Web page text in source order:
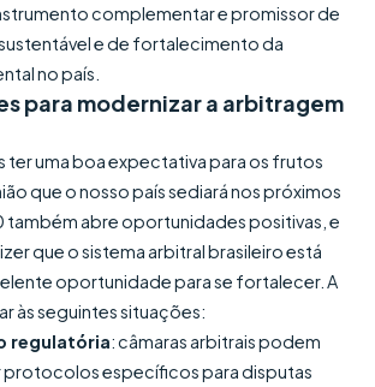
complementar e promissor de
e de fortalecimento da
no país.
para modernizar a arbitragem
ter uma boa expectativa para os frutos
que o nosso país sediará nos próximos
também abre oportunidades positivas, e
que o sistema arbitral brasileiro está
oportunidade para se fortalecer. A
às seguintes situações:
regulatória: câmaras arbitrais podem
protocolos específicos para disputas